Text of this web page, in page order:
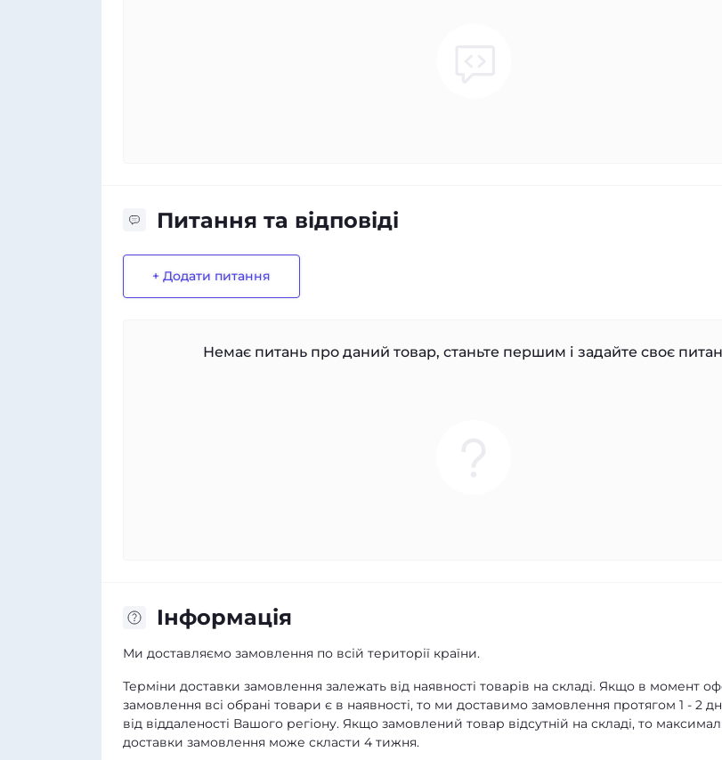
Питання та відповіді
+ Додати питання
Немає питань про даний товар, станьте першим і задайте своє
Iнформація
Ми доставляємо замовлення по всій території країни.
Терміни доставки замовлення залежать від наявності товарів на складі. Якщо в момент
замовлення всі обрані товари є в наявності, то ми доставимо замовлення протягом 1 - 2
від віддаленості Вашого регіону. Якщо замовлений товар відсутній на складі, то
доставки замовлення може скласти 4 тижня.